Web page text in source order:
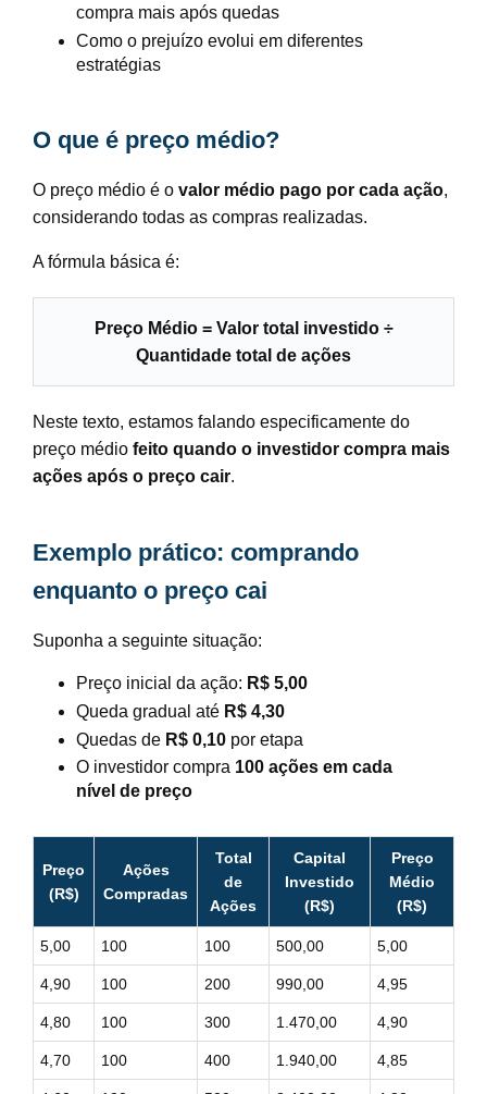
compra mais após quedas
Como o prejuízo evolui em diferentes
estratégias
O que é preço médio?
O preço médio é o valor médio pago por cada ação,
considerando todas as compras realizadas.
A fórmula básica é:
Preço Médio = Valor total investido ÷
Quantidade total de ações
Neste texto, estamos falando especificamente do
preço médio feito quando o investidor compra mais
ações após o preço cair.
Exemplo prático: comprando
enquanto o preço cai
Suponha a seguinte situação:
Preço inicial da ação: R$ 5,00
Queda gradual até R$ 4,30
Quedas de R$ 0,10por etapa
O investidor compra 100 ações em cada
nível de preço
Preço
(R$)
Ações
Compradas
Total
de
Ações
Capital
Investido
(R$)
Preço
Médio
(R$)
5,00 100 100 500,00 5,00
4,90 100 200 990,00 4,95
4,80 100 300 1.470,00 4,90
4,70 100 400 1.940,00 4,85